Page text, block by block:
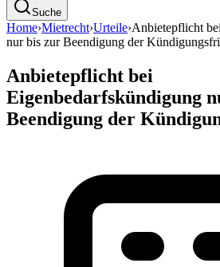
Suche
Home›Mietrecht›Urteile›Anbietepflicht
nur bis zur Beendigung der
Anbietepflicht bei
Eigenbedarfskündigung
Beendigung der